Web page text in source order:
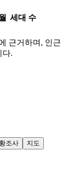
세대 수
근거하며, 인근
다.
조사
지도